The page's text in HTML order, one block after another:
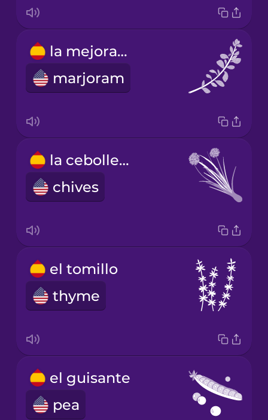
la mejorana
marjoram
la cebolleta
chives
el tomillo
thyme
el guisante
pea